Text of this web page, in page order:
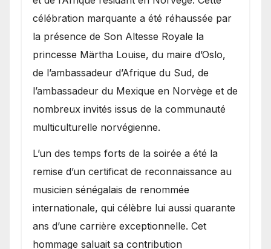
célébration marquante a été réhaussée par
la présence de Son Altesse Royale la
princesse Märtha Louise, du maire d’Oslo,
de l’ambassadeur d’Afrique du Sud, de
l’ambassadeur du Mexique en Norvège et de
nombreux invités issus de la communauté
multiculturelle norvégienne.
​L’un des temps forts de la soirée a été la
remise d’un certificat de reconnaissance au
musicien sénégalais de renommée
internationale, qui célèbre lui aussi quarante
ans d’une carrière exceptionnelle. Cet
hommage saluait sa contribution